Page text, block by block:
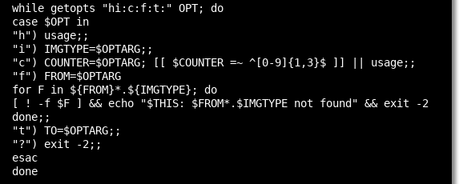
  while getopts "hi:c:f:t:" OPT; do
  case $OPT in
  "h") usage;;
  "i") IMGTYPE=$OPTARG;;
  "c") COUNTER=$OPTARG; [[ $COUNTER =~ ^[0-9]{1,3}$ ]] || usage;;
  "f") FROM=$OPTARG
  for F in ${FROM}*.${IMGTYPE}; do
  [ ! -f $F ] && echo "$THIS: $FROM*.$IMGTYPE not found" && exit -2
  done;;
  "t") TO=$OPTARG;;
  "?") exit -2;;
  esac
  done